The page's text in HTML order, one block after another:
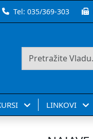
Tel:035/369-303
LINKOVI